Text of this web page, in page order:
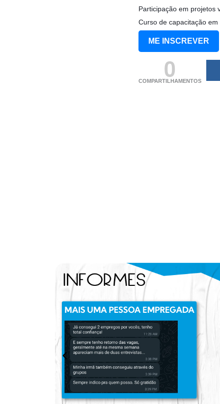
Participação em projetos
Curso de capacitação
ME INSCREVER
0
COMPARTILHAMENTOS